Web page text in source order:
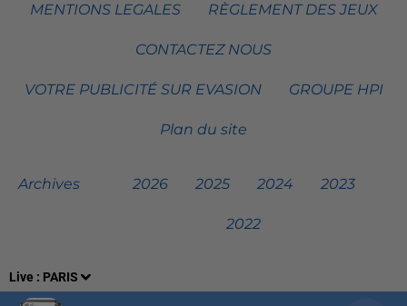
Live : PARIS
MENTIONS LEGALES RÈGLEMENT DES JEUX
CONTACTEZ NOUS
VOTRE PUBLICITÉ SUR EVASION GROUPE HPI
Plan du site
Archives 2026 2025 2024 2023
2022